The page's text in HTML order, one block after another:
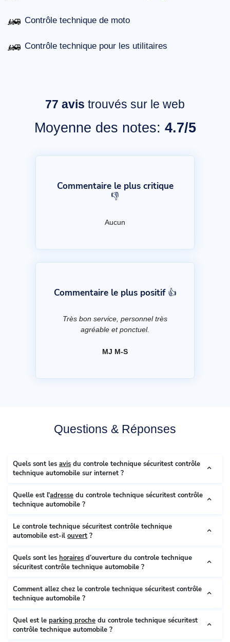
Contrôle technique de moto
Contrôle technique pour les utilitaires
77 avis trouvés sur le web
Moyenne des notes: 4.7/5
Commentaire le plus critique
👎
Aucun
Commentaire le plus positif 👍
Très bon service, personnel très
agréable et ponctuel.
MJ M-S
Questions & Réponses
Quels sont les avis du controle technique sécuritest contrôle
technique automobile sur internet ?
Quelle est l'adresse du controle technique sécuritest contrôle
technique automobile ?
Le controle technique sécuritest contrôle technique
automobile est-il ouvert ?
Quels sont les horaires d’ouverture du controle technique
sécuritest contrôle technique automobile ?
Comment allez chez le controle technique sécuritest contrôle
technique automobile ?
Quel est le parking proche du controle technique sécuritest
contrôle technique automobile ?